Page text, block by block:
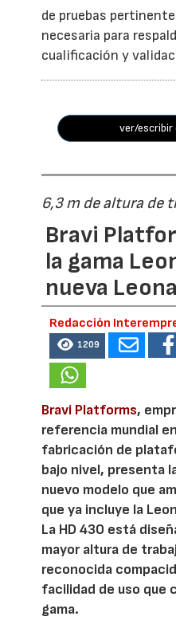
de pruebas
necesaria para
cualificación y
ver/
6,3 m de altura de
Bravi
la gama
nueva
Redacción
1209
Bravi Platforms,
referencia mundial
fabricación de
bajo nivel, presenta
nuevo modelo que
que ya incluye la
La HD 430 está
mayor altura de
reconocida
facilidad de uso que
gama.